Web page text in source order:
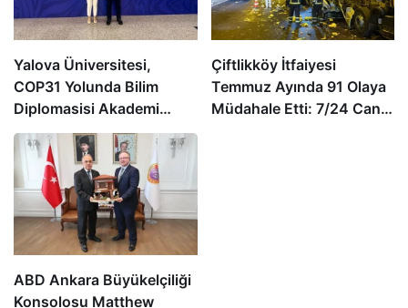
Yalova Üniversitesi,
COP31 Yolunda Bilim
Diplomasisi Akademi
Lansmanında Yerini Aldı
Çiftlikköy İtfaiyesi
Temmuz Ayında 91 Olaya
Müdahale Etti: 7/24 Can
ABD Ankara Büyükelçiliği
Konsolosu Matthew